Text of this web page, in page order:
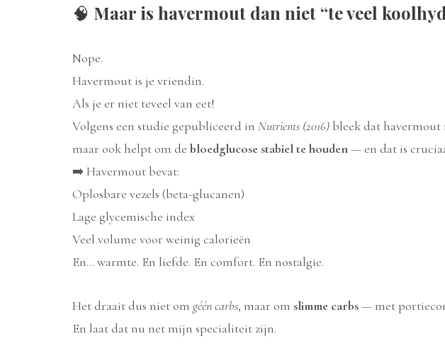
🧠 Maar is havermout dan niet “te veel
Nope.
Havermout is je vriendin.
Als je er niet teveel van eet!
Volgens een studie gepubliceerd in Nutrients (2016) bleek dat havermout
maar ook helpt om de bloedglucose stabiel te houden— en dat is
➡️ Havermout bevat:
Oplosbare vezels (beta-glucanen)
Lage glycemische index
Veel volume voor weinig calorieën
En… warmte. En liefde. En comfort. En nostalgie.
Het draait dus niet om géén carbs, maar om slimme carbs— met
En laat dat nu net mijn specialiteit zijn.